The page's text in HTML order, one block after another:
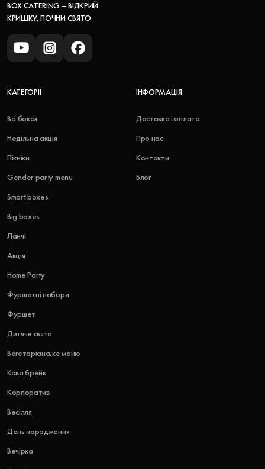
BOX CATERING – ВІДКРИЙ
КРИШКУ, ПОЧНИ СВЯТО
КАТЕГОРІЇ
Всі бокси
Недільна акція
Пікніки
Gender party menu
Smart boxes
Big boxes
Ланчі
Акція
Home Party
Фуршетні набори
Фуршет
Дитяче свято
Вегетаріанське меню
Кава брейк
Корпоратив
Весілля
День народження
Вечірка
ІНФОРМАЦІЯ
Доставка і оплата
Про нас
Контакти
Блог